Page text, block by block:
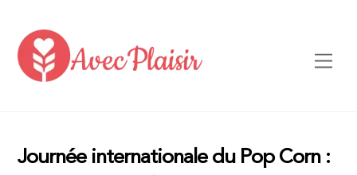
content
Journée internationale du Pop Corn :